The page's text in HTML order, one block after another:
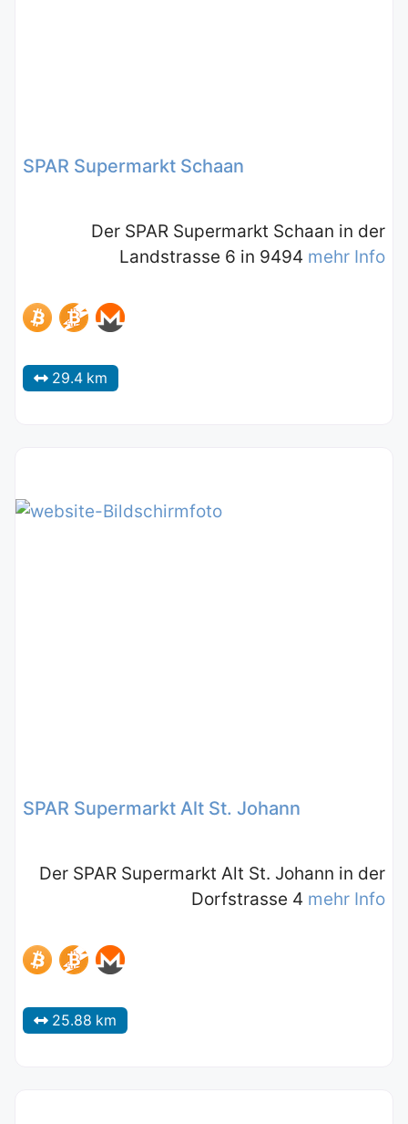
SPAR Supermarkt Schaan
Der SPAR Supermarkt Schaan in der
Landstrasse 6 in 9494 mehr Info
29.4 km
SPAR Supermarkt Alt St. Johann
Der SPAR Supermarkt Alt St. Johann in der
Dorfstrasse 4 mehr Info
25.88 km